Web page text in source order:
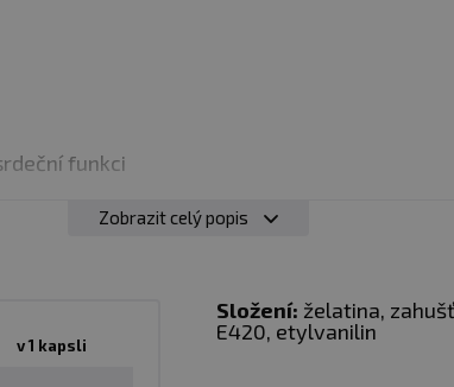
funkci
denně během jídla.
Zobrazit celý popis
v 1 kapsli
Složení: želatina,
E420, etylvanilin